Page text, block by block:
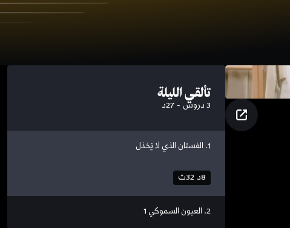
تألقي الليلة
3 دروس - 27د
1. الفستان الذي لا يَخذل
8د 32ث
2. العيون السموكي 1